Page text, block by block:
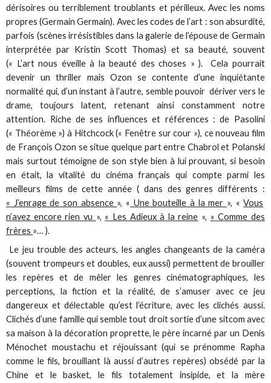
dérisoires ou terriblement troublants et périlleux. Avec les noms
propres (Germain Germain). Avec les codes de l’art : son absurdité,
parfois (scènes irrésistibles dans la galerie de l’épouse de Germain
interprétée par Kristin Scott Thomas) et sa beauté, souvent
(« L’art nous éveille à la beauté des choses » ). Cela pourrait
devenir un thriller mais Ozon se contente d’une inquiétante
normalité qui, d’un instant à l’autre, semble pouvoir dériver vers le
drame, toujours latent, retenant ainsi constamment notre
attention. Riche de ses influences et références : de Pasolini
(« Théorème ») à Hitchcock (« Fenêtre sur cour »), ce nouveau film
de François Ozon se situe quelque part entre Chabrol et Polanski
mais surtout témoigne de son style bien à lui prouvant, si besoin
en était, la vitalité du cinéma français qui compte parmi les
meilleurs films de cette année ( dans des genres différents :
« J’enrage de son absence », « Une bouteille à la mer », «Vous
n’avez encore rien vu », « Les Adieux à la reine », « Comme des
frères »… ).
Le jeu trouble des acteurs, les angles changeants de la caméra
(souvent trompeurs et doubles, eux aussi) permettent de brouiller
les repères et de mêler les genres cinématographiques, les
perceptions, la fiction et la réalité, de s’amuser avec ce jeu
dangereux et délectable qu’est l’écriture, avec les clichés aussi.
Clichés d’une famille qui semble tout droit sortie d’une sitcom avec
sa maison à la décoration proprette, le père incarné par un Denis
Ménochet moustachu et réjouissant (qui se prénomme Rapha
comme le fils, brouillant là aussi d’autres repères) obsédé par la
Chine et le basket, le fils totalement insipide, et la mère